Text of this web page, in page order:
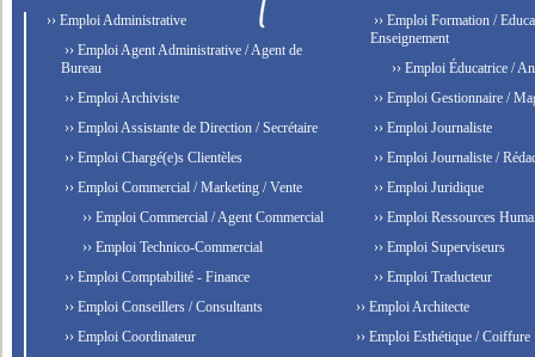
›› Emploi Administrative
›› Emploi Agent Administrative / Agent de
Bureau
›› Emploi Archiviste
›› Emploi Assistante de Direction / Secrétaire
›› Emploi Chargé(e)s Clientèles
›› Emploi Commercial / Marketing / Vente
›› Emploi Commercial / Agent Commercial
›› Emploi Technico-Commercial
›› Emploi Comptabilité - Finance
›› Emploi Conseillers / Consultants
›› Emploi Coordinateur
›› Emploi Formation /
Enseignement
›› Emploi Éducatrice /
›› Emploi Gestionnaire /
›› Emploi Journaliste
›› Emploi Journaliste /
›› Emploi Juridique
›› Emploi Ressources
›› Emploi Superviseurs
›› Emploi Traducteur
›› Emploi Architecte
›› Emploi Esthétique / Coiffure